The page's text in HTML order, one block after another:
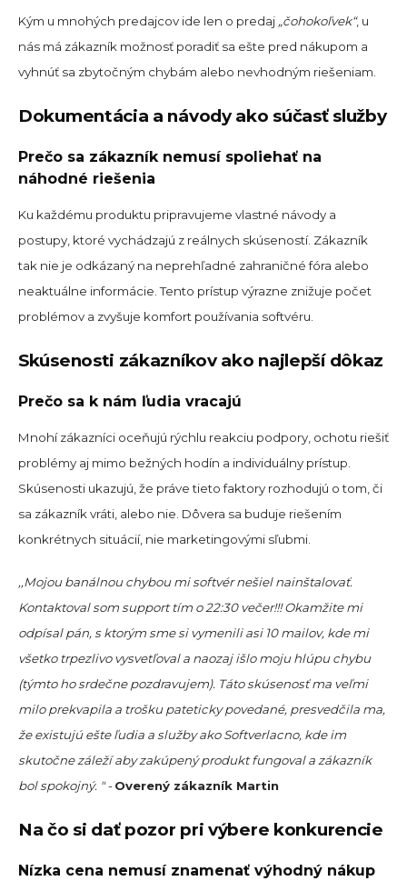
Kým u mnohých predajcov ide len o predaj „čohokoľvek“, u
nás má zákazník možnosť poradiť sa ešte pred nákupom a
vyhnúť sa zbytočným chybám alebo nevhodným riešeniam.
Dokumentácia a návody ako súčasť služby
Prečo sa zákazník nemusí spoliehať na
náhodné riešenia
Ku každému produktu pripravujeme vlastné návody a
postupy, ktoré vychádzajú z reálnych skúseností. Zákazník
tak nie je odkázaný na neprehľadné zahraničné fóra alebo
neaktuálne informácie. Tento prístup výrazne znižuje počet
problémov a zvyšuje komfort používania softvéru.
Skúsenosti zákazníkov ako najlepší dôkaz
Prečo sa k nám ľudia vracajú
Mnohí zákazníci oceňujú rýchlu reakciu podpory, ochotu riešiť
problémy aj mimo bežných hodín a individuálny prístup.
Skúsenosti ukazujú, že práve tieto faktory rozhodujú o tom, či
sa zákazník vráti, alebo nie. Dôvera sa buduje riešením
konkrétnych situácií, nie marketingovými sľubmi.
,,Mojou banálnou chybou mi softvér nešiel nainštalovať.
Kontaktoval som support tím o 22:30 večer!!! Okamžite mi
odpísal pán, s ktorým sme si vymenili asi 10 mailov, kde mi
všetko trpezlivo vysvetľoval a naozaj išlo moju hlúpu chybu
(týmto ho srdečne pozdravujem). Táto skúsenosť ma veľmi
milo prekvapila a trošku pateticky povedané, presvedčila ma,
že existujú ešte ľudia a služby ako Softverlacno, kde im
skutočne záleží aby zakúpený produkt fungoval a zákazník
bol spokojný. " -Overený zákazník Martin
Na čo si dať pozor pri výbere konkurencie
Nízka cena nemusí znamenať výhodný nákup